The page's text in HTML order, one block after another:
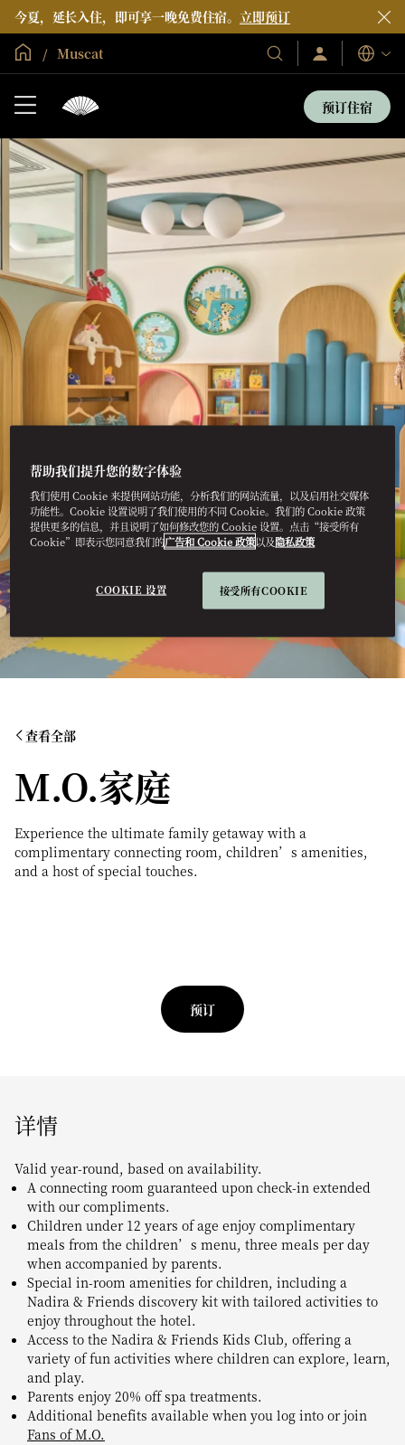
今夏，延长入住，即可享一晚免费住宿。 立即预订
全球首页
Muscat
我
们
度
村
登
录/
即
加
入
语
言
预订住宿
查看全部
M.O.家庭
Experience the ultimate family getaway with a
complimentary connecting room, children’s amenities,
and a host of special touches.
预订
详情
Valid year-round, based on availability.
A connecting room guaranteed upon check-in extended
with our compliments.
Children under 12 years of age enjoy complimentary
meals from the children’s menu, three meals per day
when accompanied by parents.
Special in-room amenities for children, including a
Nadira & Friends discovery kit with tailored activities to
enjoy throughout the hotel.
Access to the Nadira & Friends Kids Club, offering a
variety of fun activities where children can explore, learn,
and play.
Parents enjoy 20% off spa treatments.
Additional benefits available when you log into or join
Fans of M.O.
帮助我们提升您的数字体验
我们使用 Cookie 来提供网站功能，分析我们的网站流量，以及启用社交媒体
功能性。Cookie 设置说明了我们使用的不同 Cookie。我们的 Cookie 政策
提供更多的信息，并且说明了如何修改您的 Cookie 设置。点击“接受所有
Cookie”即表示您同意我们的广告和 Cookie 政策以及隐私政策
COOKIE 设置 接受所有COOKIE